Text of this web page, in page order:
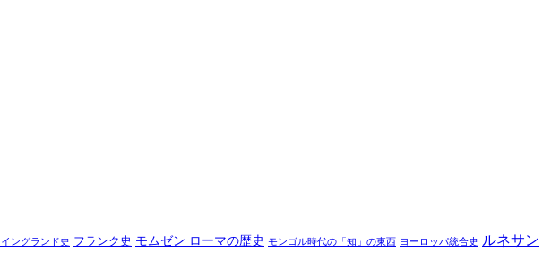
ングランド史 フランク史 モムゼン ローマの歴史 モンゴル時代の「知」の東西 ヨーロッパ統合史 ルネサン